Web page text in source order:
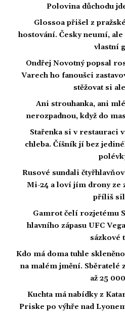
Polovina důchodu
Glossoa přišel z
hostování. Česky neumí,
vlastní
Ondřej Novotný popsal
Varech ho fanoušci
stěžovat si
Ani strouhanka, ani
nerozpadnou, když do
Stařenka si v restauraci
chleba. Číšník jí bez
Rusové sundali
Mi-24 a loví jím drony ze
příliš
Gamrot čelí rozjetému
hlavního zápasu UFC
sázkové
Kdo má doma tuhle
na malém jmění. Sběratelé
až 25
Kuchta má nabídky z
Priske po výhře nad